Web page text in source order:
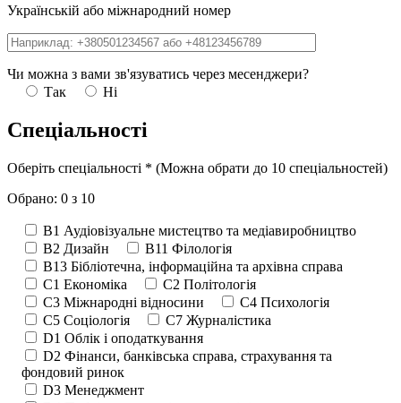
Українській або міжнародний номер
Чи можна з вами зв'язуватись через месенджери?
Так
Ні
Спеціальності
Оберіть спеціальності * (Можна обрати до 10 спеціальностей)
Обрано: 0 з 10
B1 Аудіовізуальне мистецтво та медіавиробництво
B2 Дизайн
B11 Філологія
B13 Бібліотечна, інформаційна та архівна справа
C1 Економіка
C2 Політологія
C3 Міжнародні відносини
C4 Психологія
C5 Соціологія
C7 Журналістика
D1 Облік і оподаткування
D2 Фінанси, банківська справа, страхування та
фондовий ринок
D3 Менеджмент